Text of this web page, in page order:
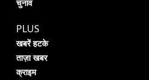
चुनाव
PLUS
खबरें हटके
ताज़ा खबर
क्राइम